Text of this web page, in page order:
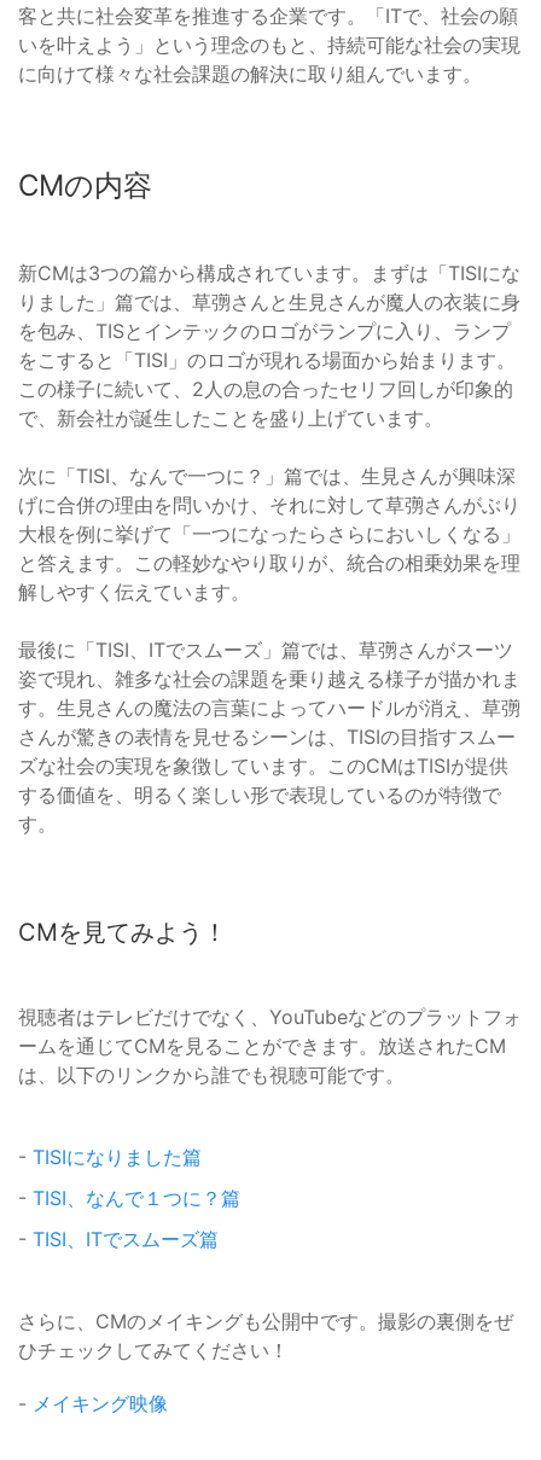
客と共に社会変革を推進する企業です。「ITで、社会の願
いを叶えよう」という理念のもと、持続可能な社会の実現
に向けて様々な社会課題の解決に取り組んでいます。
CMの内容
新CMは3つの篇から構成されています。まずは「TISIにな
りました」篇では、草彅さんと生見さんが魔人の衣装に身
を包み、TISとインテックのロゴがランプに入り、ランプ
をこすると「TISI」のロゴが現れる場面から始まります。
この様子に続いて、2人の息の合ったセリフ回しが印象的
で、新会社が誕生したことを盛り上げています。
次に「TISI、なんで一つに？」篇では、生見さんが興味深
げに合併の理由を問いかけ、それに対して草彅さんがぶり
大根を例に挙げて「一つになったらさらにおいしくなる」
と答えます。この軽妙なやり取りが、統合の相乗効果を理
解しやすく伝えています。
最後に「TISI、ITでスムーズ」篇では、草彅さんがスーツ
姿で現れ、雑多な社会の課題を乗り越える様子が描かれま
す。生見さんの魔法の言葉によってハードルが消え、草彅
さんが驚きの表情を見せるシーンは、TISIの目指すスムー
ズな社会の実現を象徴しています。このCMはTISIが提供
する価値を、明るく楽しい形で表現しているのが特徴で
す。
CMを見てみよう！
視聴者はテレビだけでなく、YouTubeなどのプラットフォ
ームを通じてCMを見ることができます。放送されたCM
は、以下のリンクから誰でも視聴可能です。
- TISIになりました篇
- TISI、なんで１つに？篇
- TISI、ITでスムーズ篇
さらに、CMのメイキングも公開中です。撮影の裏側をぜ
ひチェックしてみてください！
- メイキング映像